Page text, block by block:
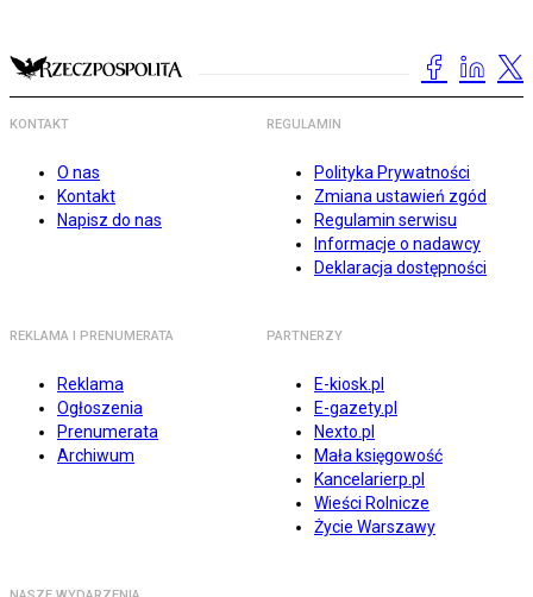
KONTAKT
O nas
Kontakt
Napisz do nas
REGULAMIN
Polityka Prywatności
Zmiana ustawień zgód
Regulamin serwisu
Informacje o nadawcy
Deklaracja dostępności
REKLAMA I PRENUMERATA
Reklama
Ogłoszenia
Prenumerata
Archiwum
PARTNERZY
E-kiosk.pl
E-gazety.pl
Nexto.pl
Mała księgowość
Kancelarierp.pl
Wieści Rolnicze
Życie Warszawy